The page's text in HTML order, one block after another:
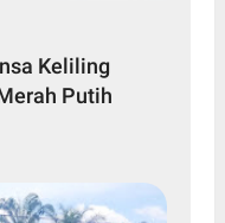
Keliling
Putih